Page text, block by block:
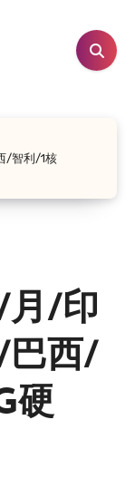
/智利/1核
月/印
巴西/
硬